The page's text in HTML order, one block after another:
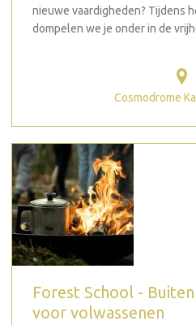
nieuwe vaardigheden? Tijdens
dompelen we je onder in de
Cosmodrome
Forest School -
voor volwassenen